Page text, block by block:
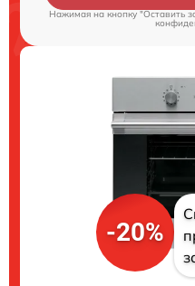
Нажимая на кнопку "Оставить
-20%